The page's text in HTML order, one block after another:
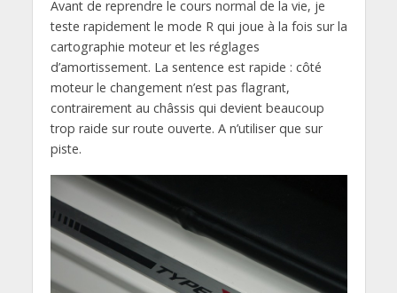
Avant de reprendre le cours normal de la vie, je
teste rapidement le mode R qui joue à la fois sur la
cartographie moteur et les réglages
d’amortissement. La sentence est rapide : côté
moteur le changement n’est pas flagrant,
contrairement au châssis qui devient beaucoup
trop raide sur route ouverte. A n’utiliser que sur
piste.